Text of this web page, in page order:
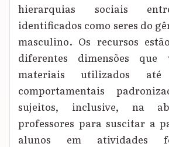
hierarquias sociais
identificados como seres do
masculino. Os recursos
diferentes dimensões que
materiais utilizados
comportamentais
sujeitos, inclusive, na
professores para suscitar a
alunos em atividades